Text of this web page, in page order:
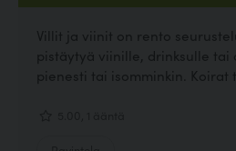
Villit ja viinit on rento
pistäytyä viinille, drinksulle
pienesti tai isomminkin. Koirat